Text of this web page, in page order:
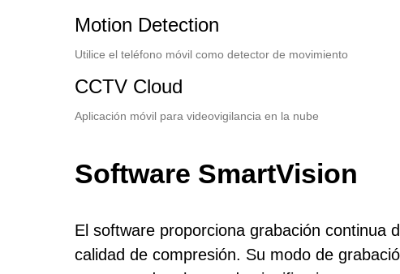
Motion Detection
Utilice el teléfono móvil como detector de movimiento
CCTV Cloud
Aplicación móvil para videovigilancia en la nube
Software SmartVision
El software proporciona grabación continua
calidad de compresión. Su modo de